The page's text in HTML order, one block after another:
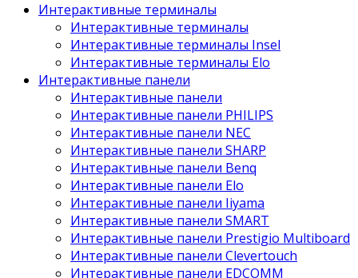
Интерактивные терминалы
Интерактивные терминалы
Интерактивные терминалы Insel
Интерактивные терминалы Elo
Интерактивные панели
Интерактивные панели
Интерактивные панели PHILIPS
Интерактивные панели NEC
Интерактивные панели SHARP
Интерактивные панели Benq
Интерактивные панели Elo
Интерактивные панели Iiyama
Интерактивные панели SMART
Интерактивные панели Prestigio Multiboard
Интерактивные панели Clevertouch
Интерактивные панели EDCOMM